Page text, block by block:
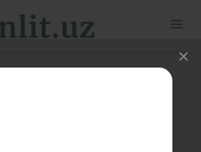
Рус